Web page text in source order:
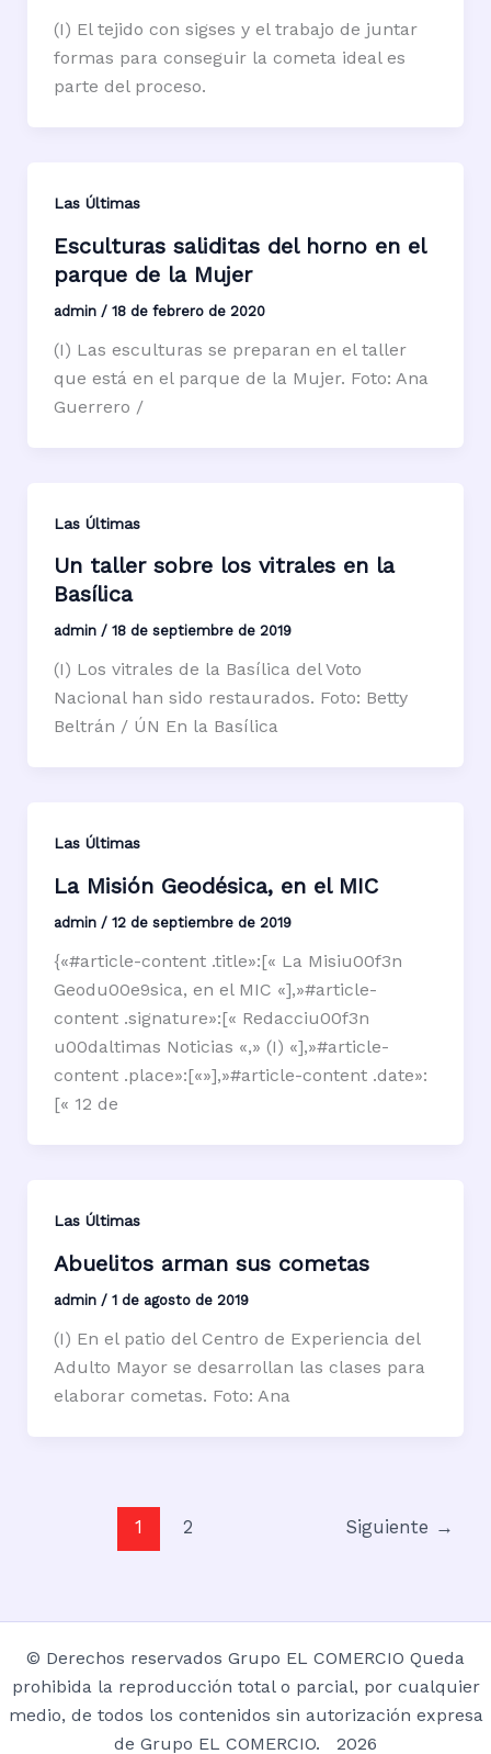
(I) El tejido con sigses y el trabajo de juntar
formas para conseguir la cometa ideal es
parte del proceso.
Las Últimas
Esculturas saliditas del horno en el
parque de la Mujer
admin / 18 de febrero de 2020
(I) Las esculturas se preparan en el taller
que está en el parque de la Mujer. Foto: Ana
Guerrero /
Las Últimas
Un taller sobre los vitrales en la
Basílica
admin / 18 de septiembre de 2019
(I) Los vitrales de la Basílica del Voto
Nacional han sido restaurados. Foto: Betty
Beltrán / ÚN En la Basílica
Las Últimas
La Misión Geodésica, en el MIC
admin / 12 de septiembre de 2019
{«#article-content .title»:[« La Misiu00f3n
Geodu00e9sica, en el MIC «],»#article-
content .signature»:[« Redacciu00f3n
u00daltimas Noticias «,» (I) «],»#article-
content .place»:[«»],»#article-content .date»:
[« 12 de
Las Últimas
Abuelitos arman sus cometas
admin / 1 de agosto de 2019
(I) En el patio del Centro de Experiencia del
Adulto Mayor se desarrollan las clases para
elaborar cometas. Foto: Ana
1 2 Siguiente →
© Derechos reservados Grupo EL COMERCIO Queda
prohibida la reproducción total o parcial, por cualquier
medio, de todos los contenidos sin autorización expresa
de Grupo EL COMERCIO. 2026